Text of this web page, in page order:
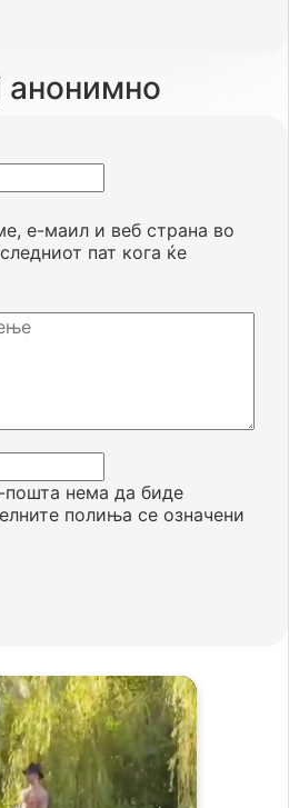
анонимно
пошта нема да биде
полиња се означени
е-маил и веб страна во
пат кога ќе